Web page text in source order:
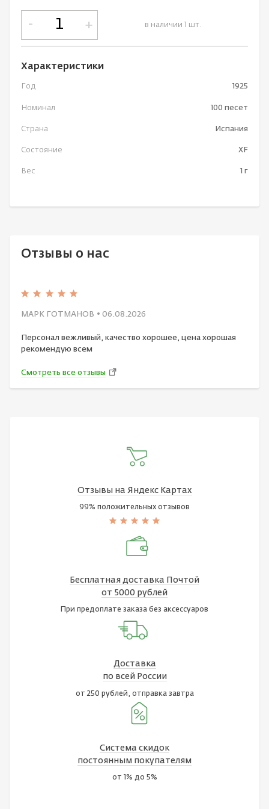
в наличии 1 шт.
- +
Характеристики
Год 1925
Номинал 100 песет
Страна Испания
Состояние XF
Вес 1 г
Отзывы о нас
МАРК ГОТМАНОВ • 06.08.2026
Персонал вежливый, качество хорошее, цена хорошая
рекомендую всем
Смотреть все отзывы
Отзывы на Яндекс Картах
99% положительных отзывов
Бесплатная доставка Почтой
от 5000 рублей
При предоплате заказа без аксессуаров
Доставка
по всей России
от 250 рублей, отправка завтра
Система скидок
постоянным покупателям
от 1% до 5%